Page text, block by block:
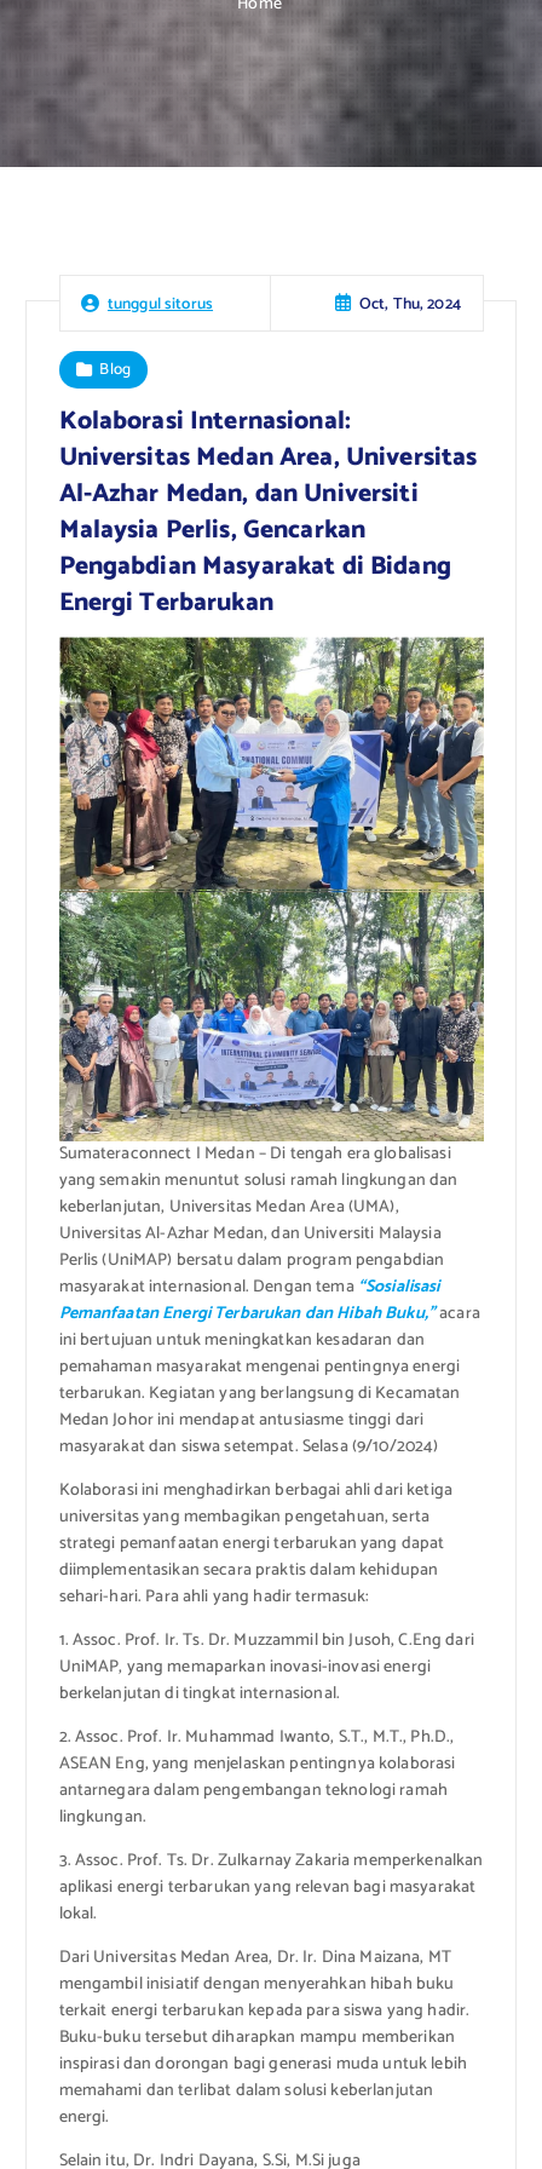
tunggul sitorus Oct, Thu, 2024
Blog
Kolaborasi Internasional:
Universitas Medan Area, Universitas
Al-Azhar Medan, dan Universiti
Malaysia Perlis, Gencarkan
Pengabdian Masyarakat di Bidang
Energi Terbarukan
Sumateraconnect I Medan – Di tengah era globalisasi
yang semakin menuntut solusi ramah lingkungan dan
keberlanjutan, Universitas Medan Area (UMA),
Universitas Al-Azhar Medan, dan Universiti Malaysia
Perlis (UniMAP) bersatu dalam program pengabdian
masyarakat internasional. Dengan tema“Sosialisasi
Pemanfaatan Energi Terbarukan dan Hibah Buku,”acara
ini bertujuan untuk meningkatkan kesadaran dan
pemahaman masyarakat mengenai pentingnya energi
terbarukan. Kegiatan yang berlangsung di Kecamatan
Medan Johor ini mendapat antusiasme tinggi dari
masyarakat dan siswa setempat. Selasa (9/10/2024)
Kolaborasi ini menghadirkan berbagai ahli dari ketiga
universitas yang membagikan pengetahuan, serta
strategi pemanfaatan energi terbarukan yang dapat
diimplementasikan secara praktis dalam kehidupan
sehari-hari. Para ahli yang hadir termasuk:
1. Assoc. Prof. Ir. Ts. Dr. Muzzammil bin Jusoh, C.Eng dari
UniMAP, yang memaparkan inovasi-inovasi energi
berkelanjutan di tingkat internasional.
2. Assoc. Prof. Ir. Muhammad Iwanto, S.T., M.T., Ph.D.,
ASEAN Eng, yang menjelaskan pentingnya kolaborasi
antarnegara dalam pengembangan teknologi ramah
lingkungan.
3. Assoc. Prof. Ts. Dr. Zulkarnay Zakaria memperkenalkan
aplikasi energi terbarukan yang relevan bagi masyarakat
lokal.
Dari Universitas Medan Area, Dr. Ir. Dina Maizana, MT
mengambil inisiatif dengan menyerahkan hibah buku
terkait energi terbarukan kepada para siswa yang hadir.
Buku-buku tersebut diharapkan mampu memberikan
inspirasi dan dorongan bagi generasi muda untuk lebih
memahami dan terlibat dalam solusi keberlanjutan
energi.
Selain itu, Dr. Indri Dayana, S.Si, M.Si juga